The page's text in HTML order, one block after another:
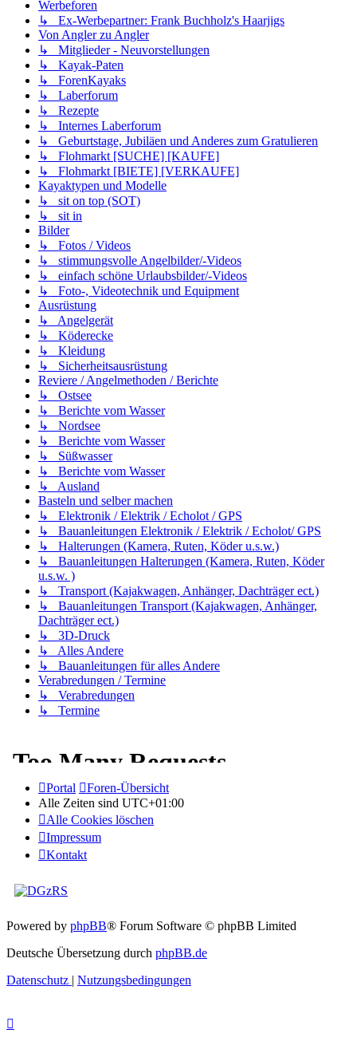
Werbeforen
↳ Ex-Werbepartner: Frank Buchholz's Haarjigs
Von Angler zu Angler
↳ Mitglieder - Neuvorstellungen
↳ Kayak-Paten
↳ ForenKayaks
↳ Laberforum
↳ Rezepte
↳ Internes Laberforum
↳ Geburtstage, Jubiläen und Anderes zum Gratulieren
↳ Flohmarkt [SUCHE] [KAUFE]
↳ Flohmarkt [BIETE] [VERKAUFE]
Kayaktypen und Modelle
↳ sit on top (SOT)
↳ sit in
Bilder
↳ Fotos / Videos
↳ stimmungsvolle Angelbilder/-Videos
↳ einfach schöne Urlaubsbilder/-Videos
↳ Foto-, Videotechnik und Equipment
Ausrüstung
↳ Angelgerät
↳ Köderecke
↳ Kleidung
↳ Sicherheitsausrüstung
Reviere / Angelmethoden / Berichte
↳ Ostsee
↳ Berichte vom Wasser
↳ Nordsee
↳ Berichte vom Wasser
↳ Süßwasser
↳ Berichte vom Wasser
↳ Ausland
Basteln und selber machen
↳ Elektronik / Elektrik / Echolot / GPS
↳ Bauanleitungen Elektronik / Elektrik / Echolot/ GPS
↳ Halterungen (Kamera, Ruten, Köder u.s.w.)
↳ Bauanleitungen Halterungen (Kamera, Ruten, Köder
u.s.w. )
↳ Transport (Kajakwagen, Anhänger, Dachträger ect.)
↳ Bauanleitungen Transport (Kajakwagen, Anhänger,
Dachträger ect.)
↳ 3D-Druck
↳ Alles Andere
↳ Bauanleitungen für alles Andere
Verabredungen / Termine
↳ Verabredungen
↳ Termine
Portal
Foren-Übersicht
Alle Zeiten sind UTC+01:00
Alle Cookies löschen
Impressum
Kontakt
Powered by phpBB® Forum Software © phpBB Limited
Deutsche Übersetzung durch phpBB.de
Datenschutz | Nutzungsbedingungen